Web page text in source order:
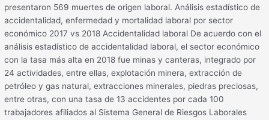
presentaron 569 muertes de origen laboral. Análisis estadístico de
accidentalidad, enfermedad y mortalidad laboral por sector
económico 2017 vs 2018 Accidentalidad laboral De acuerdo con el
análisis estadístico de accidentalidad laboral, el sector económico
con la tasa más alta en 2018 fue minas y canteras, integrado por
24 actividades, entre ellas, explotación minera, extracción de
petróleo y gas natural, extracciones minerales, piedras preciosas,
entre otras, con una tasa de 13 accidentes por cada 100
trabajadores afiliados al Sistema General de Riesgos Laborales